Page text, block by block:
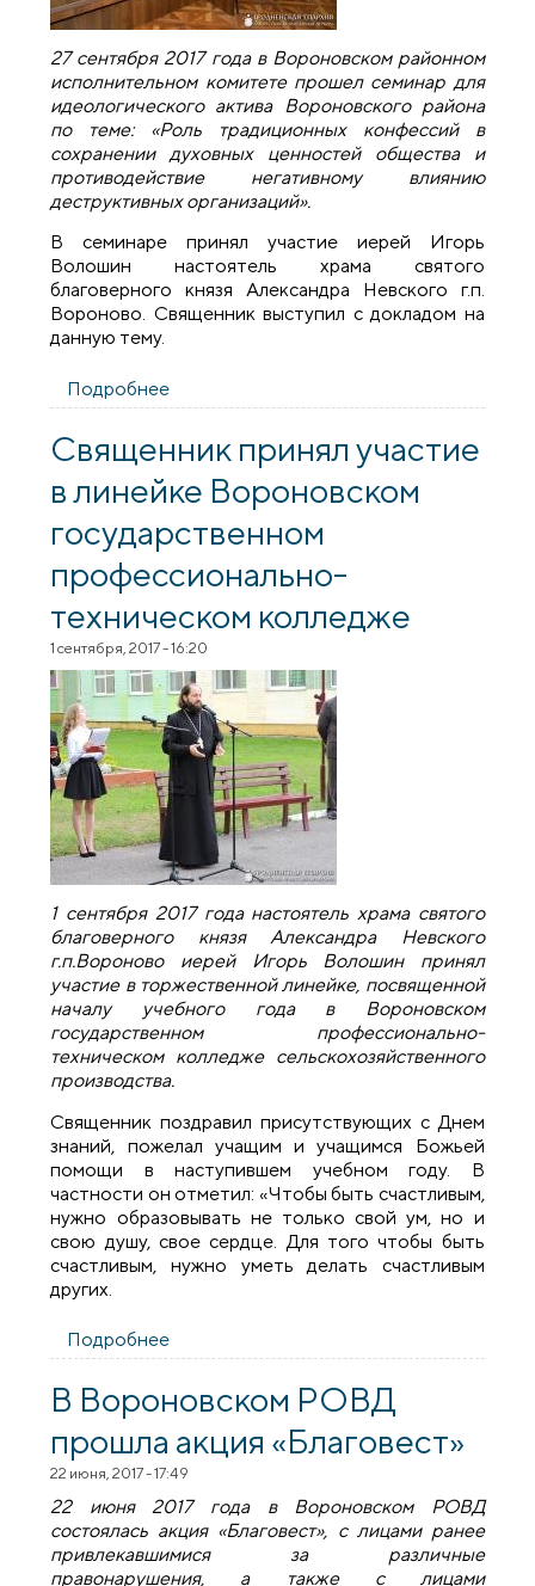
27 сентября 2017 года в Вороновском районном
исполнительном комитете прошел семинар для
идеологического актива Вороновского района
по теме: «Роль традиционных конфессий в
сохранении духовных ценностей общества и
противодействие негативному влиянию
деструктивных организаций».
В семинаре принял участие иерей Игорь
Волошин настоятель храма святого
благоверного князя Александра Невского г.п.
Вороново. Священник выступил с докладом на
данную тему.
Подробнее
для идеологического актива
Священник принял участие
в линейке Вороновском
государственном
профессионально-
техническом колледже
1 сентября, 2017 - 16:20
1 сентября 2017 года настоятель храма святого
благоверного князя Александра Невского
г.п.Вороново иерей Игорь Волошин принял
участие в торжественной линейке, посвященной
началу учебного года в Вороновском
государственном профессионально-
техническом колледже сельскохозяйственного
производства.
Священник поздравил присутствующих с Днем
знаний, пожелал учащим и учащимся Божьей
помощи в наступившем учебном году. В
частности он отметил: «Чтобы быть счастливым,
нужно образовывать не только свой ум, но и
свою душу, свое сердце. Для того чтобы быть
счастливым, нужно уметь делать счастливым
других.
Подробнее
Вороновском государственном
профессионально-техническом
колледже
В Вороновском РОВД
прошла акция «Благовест»
22 июня, 2017 - 17:49
22 июня 2017 года в Вороновском РОВД
состоялась акция «Благовест», с лицами ранее
привлекавшимися за различные
правонарушения, а также с лицами